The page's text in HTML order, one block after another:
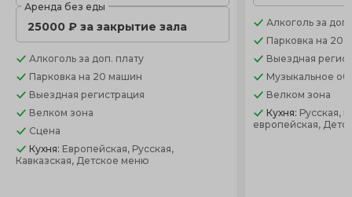
Аренда без еды
25000 ₽ за закрытие зала
Алкоголь за доп. плату
Парковка на 20 машин
Выездная регистрация
Велком зона
Сцена
Кухня: Европейская, Русская,
Кавказская, Детское меню
Алкоголь за
Парковка на 20
Выездная
Музыкальное
Велком зона
Кухня: Русская,
европейская,